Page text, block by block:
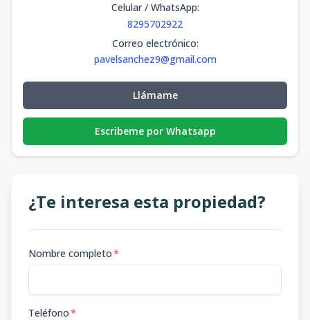
Celular / WhatsApp:
8295702922
Correo electrónico:
pavelsanchez9@gmail.com
Llámame
Escribeme por Whatsapp
¿Te interesa esta propiedad?
Nombre completo*
Teléfono*